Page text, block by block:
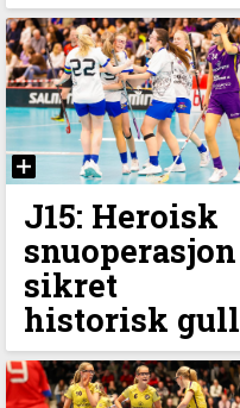
J15: Heroisk
snuoperasjon
sikret
historisk gull